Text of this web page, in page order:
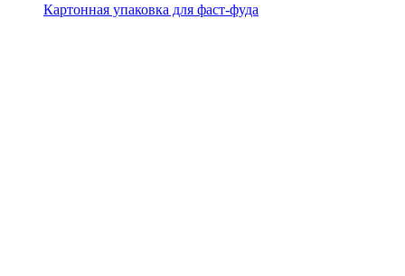
Картонная упаковка для фаст-фуда